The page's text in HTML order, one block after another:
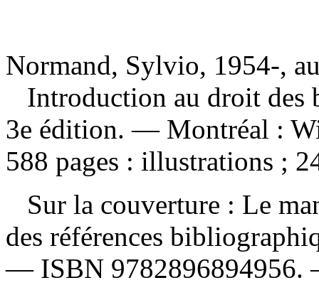
Normand, Sylvio, 1954-,
Introduction au droit des
3e édition. — Montréal :
588 pages : illustrations ;
Sur la couverture : Le
des références
— ISBN 9782896894956.